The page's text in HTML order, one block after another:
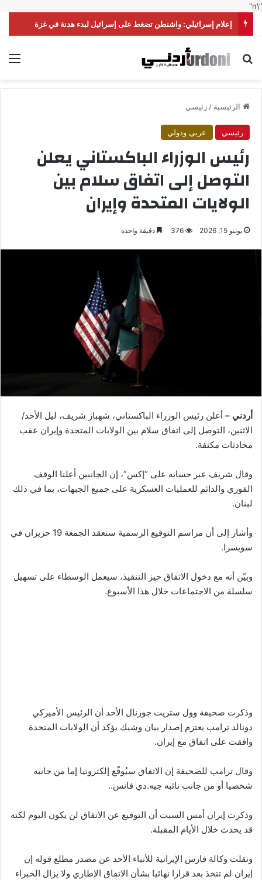
"\n"
إعلام إسرائيلي: واشنطن تضغط على إسرائيل لبدء هدنة في غزة
بحث عن
الرئيسية /رئيسي
رئيسي عربي ودولي
رئيس الوزراء الباكستاني يعلن
التوصل إلى اتفاق سلام بين
الولايات المتحدة وإيران
يونيو 15, 2026 376 دقيقة واحدة
أردني – أعلن رئيس الوزراء الباكستاني، شهباز شريف، ليل الأحد/
الاثنين، التوصل إلى اتفاق سلام بين الولايات المتحدة وإيران عقب
محادثات مكثفة.
وقال شريف عبر حسابه على “إكس”، إن الجانبين أعلنا الوقف
الفوري والدائم للعمليات العسكرية على جميع الجبهات، بما في ذلك
لبنان.
وأشار إلى أن مراسم التوقيع الرسمية ستعقد الجمعة 19 حزيران في
سويسرا.
وبيّن أنه مع دخول الاتفاق حيز التنفيذ، سيعمل الوسطاء على تسهيل
سلسلة من الاجتماعات خلال هذا الأسبوع.
وذكرت صحيفة وول ستريت جورنال الأحد أن الرئيس الأميركي
دونالد ترامب يعتزم إصدار بيان وشيك يؤكد أن الولايات المتحدة
وافقت على اتفاق مع إيران.
وقال ترامب للصحيفة إن الاتفاق سيُوقّع إلكترونيا إما من جانبه
شخصيا أو من جانب نائبه جيه.دي فانس..
وذكرت إيران أمس السبت أن التوقيع عن الاتفاق لن يكون اليوم لكنه
قد يحدث خلال الأيام المقبلة.
ونقلت وكالة فارس الإيرانية للأنباء الأحد عن مصدر مطلع قوله إن
إيران لم تتخذ بعد قرارا نهائيا بشأن الاتفاق الإطاري ولا يزال الخبراء